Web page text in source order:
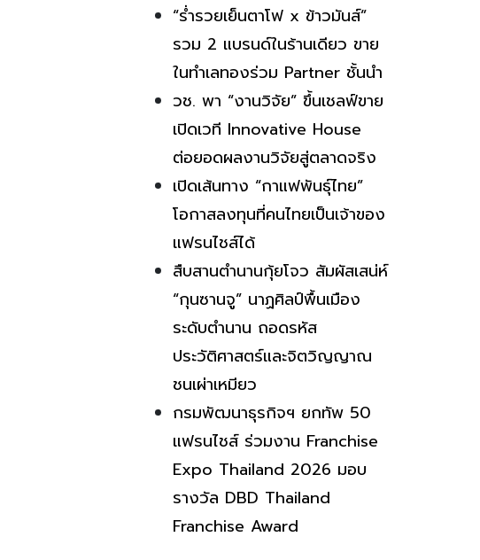
“ร่ำรวยเย็นตาโฟ x ข้าวมันส์”
รวม 2 แบรนด์ในร้านเดียว ขาย
ในทำเลทองร่วม Partner ชั้นนำ
วช. พา “งานวิจัย” ขึ้นเชลฟ์ขาย
เปิดเวที Innovative House
ต่อยอดผลงานวิจัยสู่ตลาดจริง
เปิดเส้นทาง “กาแฟพันธุ์ไทย”
โอกาสลงทุนที่คนไทยเป็นเจ้าของ
แฟรนไชส์ได้
สืบสานตำนานกุ้ยโจว สัมผัสเสน่ห์
“กุนซานจู” นาฏศิลป์พื้นเมือง
ระดับตำนาน ถอดรหัส
ประวัติศาสตร์และจิตวิญญาณ
ชนเผ่าเหมียว
กรมพัฒนาธุรกิจฯ ยกทัพ 50
แฟรนไชส์ ร่วมงาน Franchise
Expo Thailand 2026 มอบ
รางวัล DBD Thailand
Franchise Award